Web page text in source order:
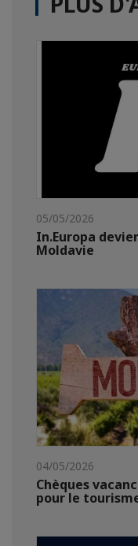
05/05/2026
In.Europa
Moldavie
04/05/2026
Chèques
pour le